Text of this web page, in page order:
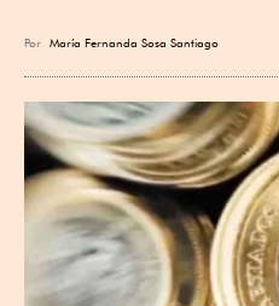
Por María Fernanda Sosa Santiago